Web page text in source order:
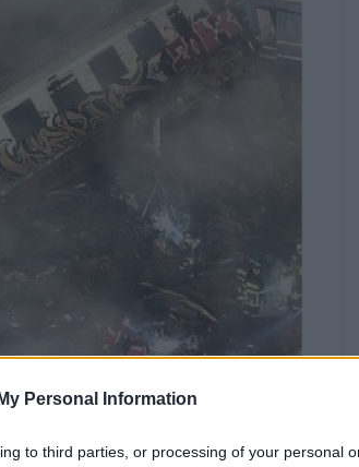
Personal Information
to third parties, or processing of your personal